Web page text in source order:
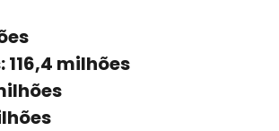
116,4 milhões